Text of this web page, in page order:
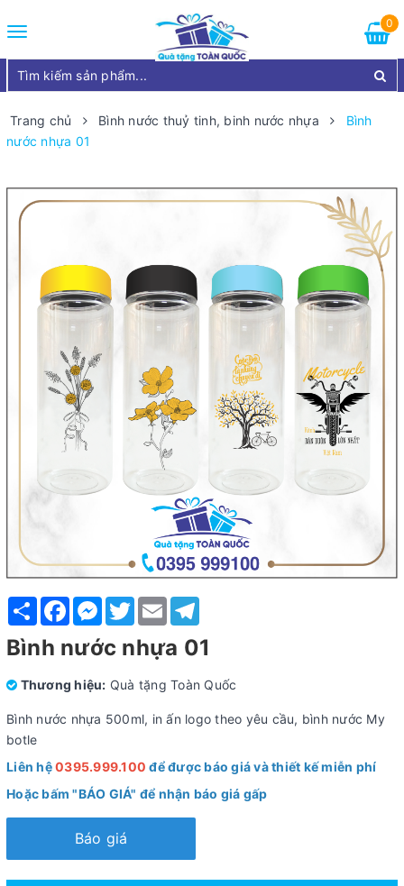
Toggle
0
Trang chủ Bình nước thuỷ tinh, binh nước nhựa
Bình
nước nhựa 01
Share FacebookMessenger
TwitterEmail
Bình nước nhựa 01
Thương hiệu: Quà tặng Toàn Quốc
Bình nước nhựa 500ml, in ấn logo theo yêu cầu, bình nước My
botle
Liên hệ0395.999.100 để được báo giá và thiết kế miễn phí
Hoặc bấm "BÁO GIÁ" để nhận báo giá gấp
Báo giá